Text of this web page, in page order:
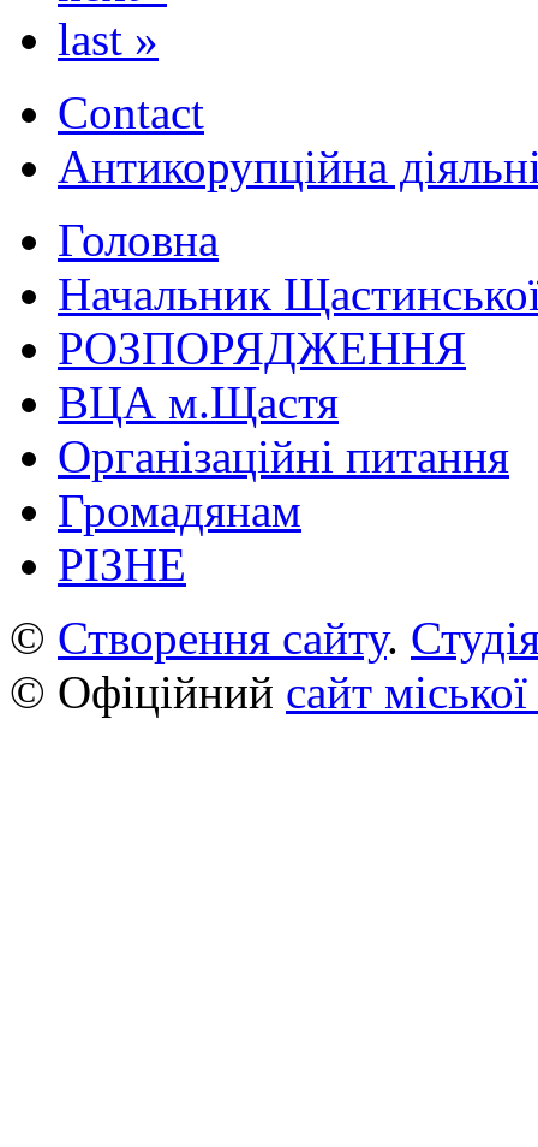
last »
Contact
Антикорупційна
Головна
Начальник
РОЗПОРЯДЖЕННЯ
ВЦА м.Щастя
Організаційні питання
Громадянам
РІЗНЕ
© Створення сайту.
© Офіційний сайт